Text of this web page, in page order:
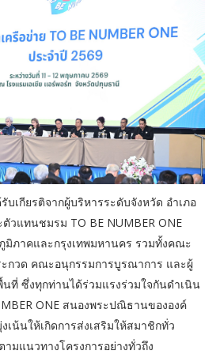
เกียรติจากผู้บริหารระดับจังหวัด อำเภอ
วแทนชมรม TO BE NUMBER ONE
มิภาคและกรุงเทพมหานคร รวมทั้งคณะ
กวด คณะอนุกรรมการบูรณาการ และผู้
ที่ ซึ่งทุกท่านได้ร่วมแรงร่วมใจกันดำเนิน
ONE สนองพระปณิธานขององค์
เน้นให้เกิดการส่งเสริมให้สมาชิกทั่ว
ามแนวทางโครงการอย่างทั่วถึง